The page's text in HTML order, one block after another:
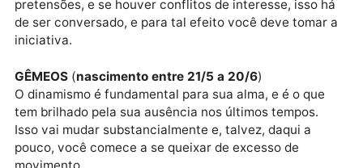
Você pode aproveitar, no mínimo, a intensa emoção
que provocam e, sobre essa, se lançar ao futuro com
entusiasmo.
TOURO(nascimento entre 21/4 a 20/5)
Há de haver espaço e tempo para todas as pessoas
envolvidas se darem bem e conquistarem suas
pretensões, e se houver conflitos de interesse, isso